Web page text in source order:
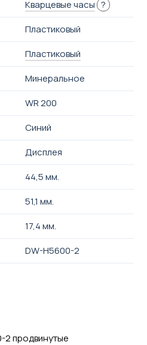
Кварцевые часы ?
Пластиковый
Пластиковый
Минеральное
WR 200
Синий
Дисплея
44,5 мм.
51,1 мм.
17,4 мм.
DW-H5600-2
2 продвинутые